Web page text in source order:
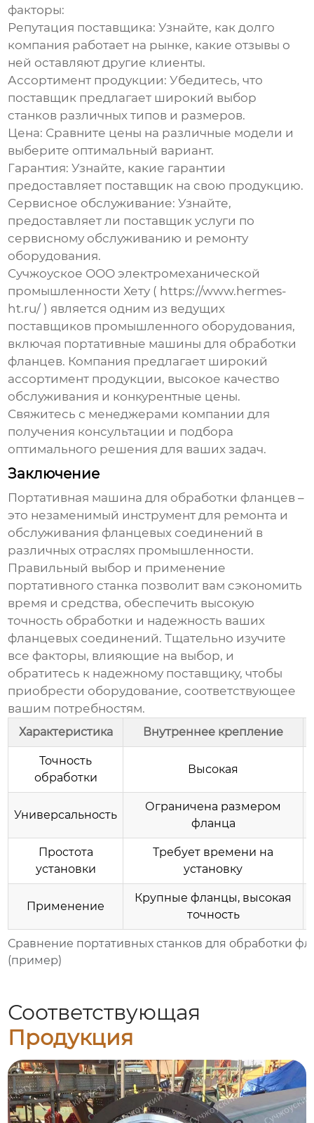
факторы:
Репутация поставщика: Узнайте, как долго
компания работает на рынке, какие отзывы о
ней оставляют другие клиенты.
Ассортимент продукции: Убедитесь, что
поставщик предлагает широкий выбор
станков различных типов и размеров.
Цена: Сравните цены на различные модели и
выберите оптимальный вариант.
Гарантия: Узнайте, какие гарантии
предоставляет поставщик на свою продукцию.
Сервисное обслуживание: Узнайте,
предоставляет ли поставщик услуги по
сервисному обслуживанию и ремонту
оборудования.
Сучжоуское ООО электромеханической
промышленности Хету ( https://www.hermes-
ht.ru/ ) является одним из ведущих
поставщиков промышленного оборудования,
включая портативные машины для обработки
фланцев. Компания предлагает широкий
ассортимент продукции, высокое качество
обслуживания и конкурентные цены.
Свяжитесь с менеджерами компании для
получения консультации и подбора
оптимального решения для ваших задач.
Заключение
Портативная машина для обработки фланцев –
это незаменимый инструмент для ремонта и
обслуживания фланцевых соединений в
различных отраслях промышленности.
Правильный выбор и применение
портативного станка позволит вам сэкономить
время и средства, обеспечить высокую
точность обработки и надежность ваших
фланцевых соединений. Тщательно изучите
все факторы, влияющие на выбор, и
обратитесь к надежному поставщику, чтобы
приобрести оборудование, соответствующее
вашим потребностям.
Сравнение портативных станков для обработки
(пример)
Характеристика Внутреннее крепление
Точность
обработки
Высокая
Универсальность
Ограничена размером
фланца
Простота
установки
Требует времени на
установку
Применение
Крупные фланцы, высокая
точность
Соответствующая
Продукция